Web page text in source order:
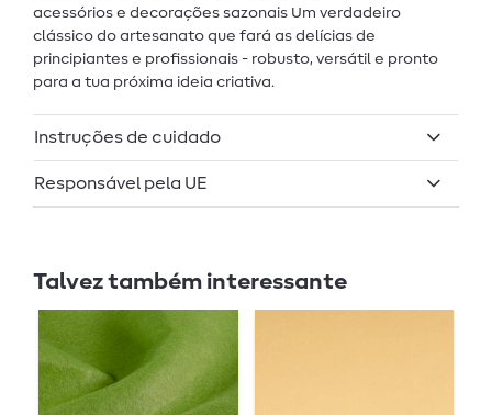
acessórios e decorações sazonais Um verdadeiro
clássico do artesanato que fará as delícias de
principiantes e profissionais - robusto, versátil e pronto
para a tua próxima ideia criativa.
Instruções de cuidado
Responsável pela UE
Talvez também interessante